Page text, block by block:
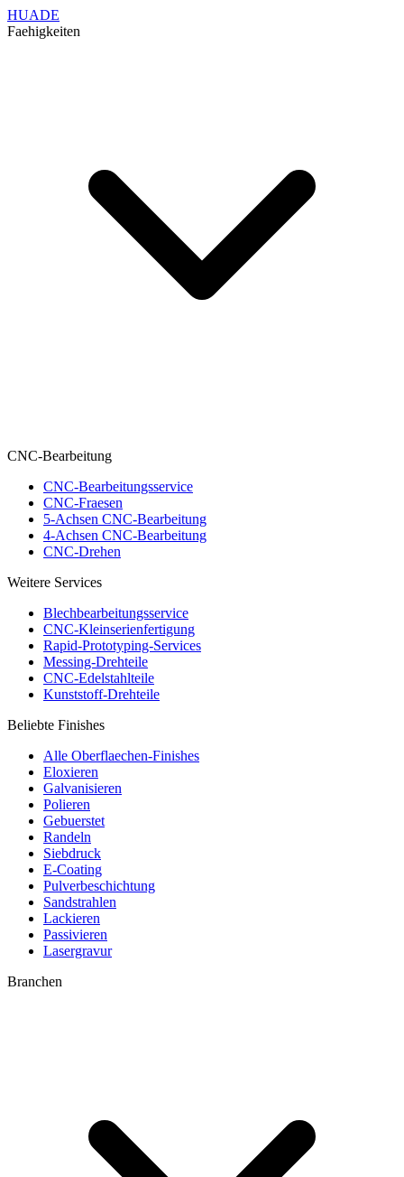
HUADE
Faehigkeiten
CNC-Bearbeitung
CNC-Bearbeitungsservice
CNC-Fraesen
5-Achsen CNC-Bearbeitung
4-Achsen CNC-Bearbeitung
CNC-Drehen
Weitere Services
Blechbearbeitungsservice
CNC-Kleinserienfertigung
Rapid-Prototyping-Services
Messing-Drehteile
CNC-Edelstahlteile
Kunststoff-Drehteile
Beliebte Finishes
Alle Oberflaechen-Finishes
Eloxieren
Galvanisieren
Polieren
Gebuerstet
Randeln
Siebdruck
E-Coating
Pulverbeschichtung
Sandstrahlen
Lackieren
Passivieren
Lasergravur
Branchen